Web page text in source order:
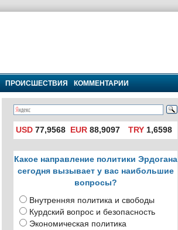
ПРОИСШЕСТВИЯ КОММЕНТАРИИ
USD 77,9568 EUR 88,9097 TRY1,6598
Какое направление политики Эрдогана
сегодня вызывает у вас наибольшие
вопросы?
Внутренняя политика и свободы
Курдский вопрос и безопасность
Экономическая политика